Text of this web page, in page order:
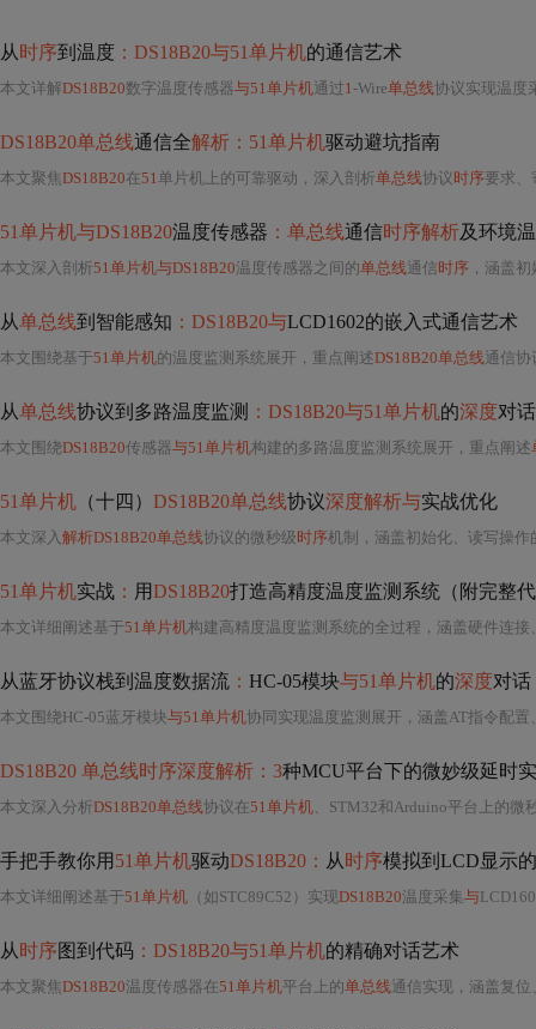
从时序到温度 ：DS18B20与51单片机的通信艺术
本文详解DS18B20数字温度传感器与51单片机通过1-Wire单总线协议实现温度
DS18B20单总线通信全解析：51单片机驱动避坑指南
本文聚焦DS18B20在51单片机上的可靠驱动，深入剖析单总线协议 时序要求、寄
51单片机与DS18B20温度传感器 ：单总线通信时序解析及环境
本文深入剖析51单片机与DS18B20温度传感器之间的单总线通信时序 ，涵盖
从单总线到智能感知 ：DS18B20与LCD1602的嵌入式通信艺术
本文围绕基于51单片机的温度监测系统展开，重点阐述DS18B20单总线通信协
从单总线协议到多路温度监测 ：DS18B20与51单片机的深度对话
本文围绕DS18B20传感器与51单片机构建的多路温度监测系统展开，重点阐述
51单片机 （十四） DS18B20单总线协议深度解析与实战优化
本文深入解析DS18B20单总线协议的微秒级时序机制，涵盖初始化、读写操作
51单片机实战 ： 用DS18B20打造高精度温度监测系统（附完整
本文详细阐述基于51单片机构建高精度温度监测系统的全过程，涵盖硬件连接
从蓝牙协议栈到温度数据流 ： HC-05模块与51单片机的深度对话
本文围绕HC-05蓝牙模块与51单片机协同实现温度监测展开，涵盖AT指令配置
DS18B20 单总线时序深度解析：3种MCU平台下的微妙级延时
本文深入分析DS18B20单总线协议在51单片机、STM32和Arduino平台上的微
手把手教你用 51单片机驱动DS18B20： 从时序模拟到LCD显示
本文详细阐述基于51单片机 （如STC89C52）实现DS18B20温度采集与LCD1602
从时序图到代码 ：DS18B20与51单片机的精确对话艺术
本文聚焦DS18B20温度传感器在51单片机平台上的单总线通信实现，涵盖复位